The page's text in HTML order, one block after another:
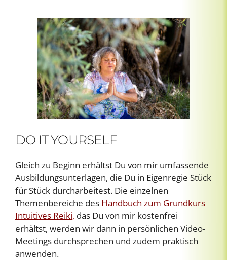
DO IT YOURSELF
Gleich zu Beginn erhältst Du von mir umfassende
Ausbildungsunterlagen, die Du in Eigenregie Stück
für Stück durcharbeitest. Die einzelnen
Themenbereiche des Handbuch zum Grundkurs
Intuitives Reiki, das Du von mir kostenfrei
erhältst, werden wir dann in persönlichen Video-
Meetings durchsprechen und zudem praktisch
anwenden.